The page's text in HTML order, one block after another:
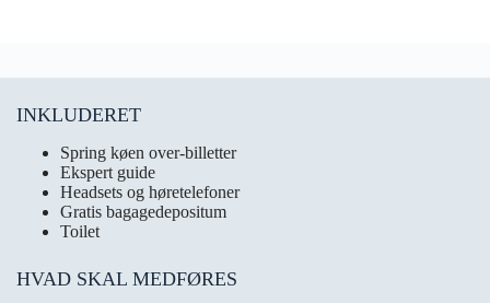
INKLUDERET
Spring køen over-billetter
Ekspert guide
Headsets og høretelefoner
Gratis bagagedepositum
Toilet
HVAD SKAL MEDFØRES